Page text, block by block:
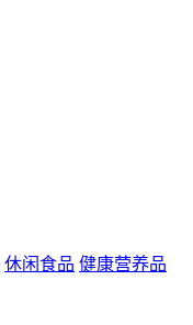
休闲食品 健康营养品